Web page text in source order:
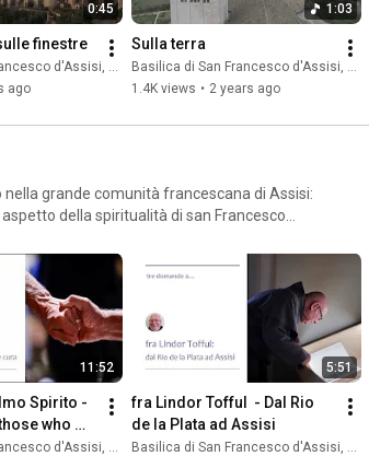
0:45
finestre
Sacro Convento
ago
1:03
Sulla terra
Basilica di San Francesco d'Assisi, Sacro Convento
1.4K views • 2 years ago
grande comunità francescana di Assisi:
della spiritualità di san Francesco
11:52
Spirito -
who
Sacro Convento
5:51
fra Lindor Tofful  - Dal Rio
de la Plata ad Assisi
Basilica di San Francesco d'Assisi, Sacro Convento